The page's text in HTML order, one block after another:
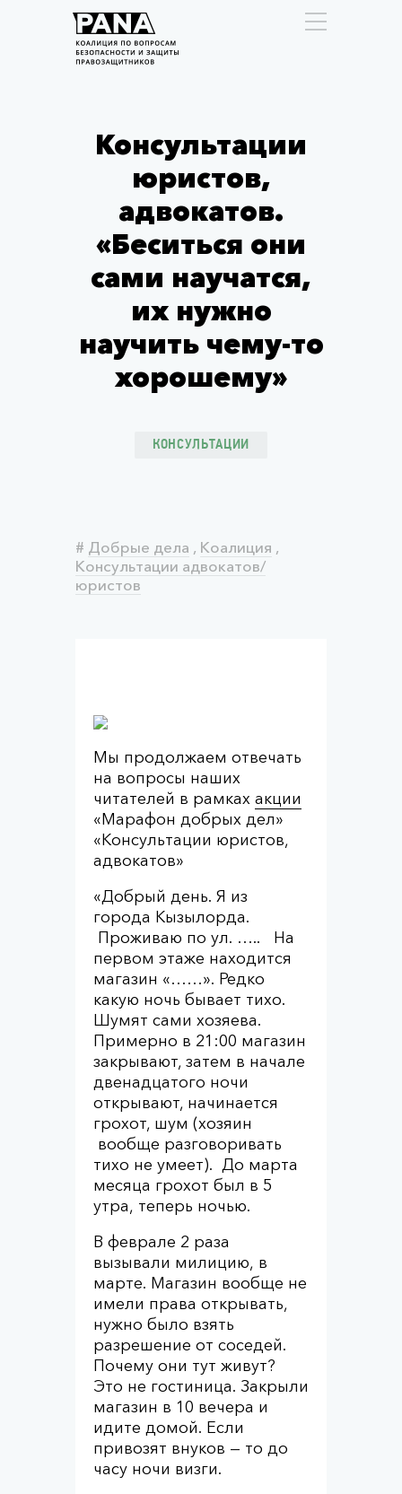
Консультации
юристов,
адвокатов.
«Беситься они
сами научатся,
их нужно
научить чему-то
хорошему»
КОНСУЛЬТАЦИИ
# Добрые дела , Коалиция ,
Консультации адвокатов/
юристов
Мы продолжаем отвечать
на вопросы наших
читателей в рамках акции
«Марафон добрых дел»
«Консультации юристов,
адвокатов»
«Добрый день. Я из
города Кызылорда.
Проживаю по ул. ….. На
первом этаже находится
магазин «……». Редко
какую ночь бывает тихо.
Шумят сами хозяева.
Примерно в 21:00 магазин
закрывают, затем в начале
двенадцатого ночи
открывают, начинается
грохот, шум (хозяин
вообще разговоривать
тихо не умеет). До марта
месяца грохот был в 5
утра, теперь ночью.
В феврале 2 раза
вызывали милицию, в
марте. Магазин вообще не
имели права открывать,
нужно было взять
разрешение от соседей.
Почему они тут живут?
Это не гостиница. Закрыли
магазин в 10 вечера и
идите домой. Если
привозят внуков — то до
часу ночи визги.